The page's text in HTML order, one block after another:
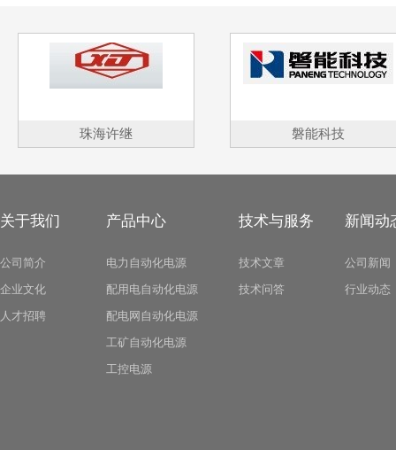
珠海许继 磐能科技
关于我们
公司简介
企业文化
人才招聘
产品中心
电力自动化电源
配用电自动化电源
配电网自动化电源
工矿自动化电源
工控电源
技术与服务
技术文章
技术问答
新闻动
公司新闻
行业动态